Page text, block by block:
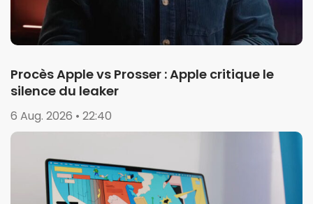
Procès Apple vs Prosser : Apple critique le
silence du leaker
6 Aug. 2026 • 22:40